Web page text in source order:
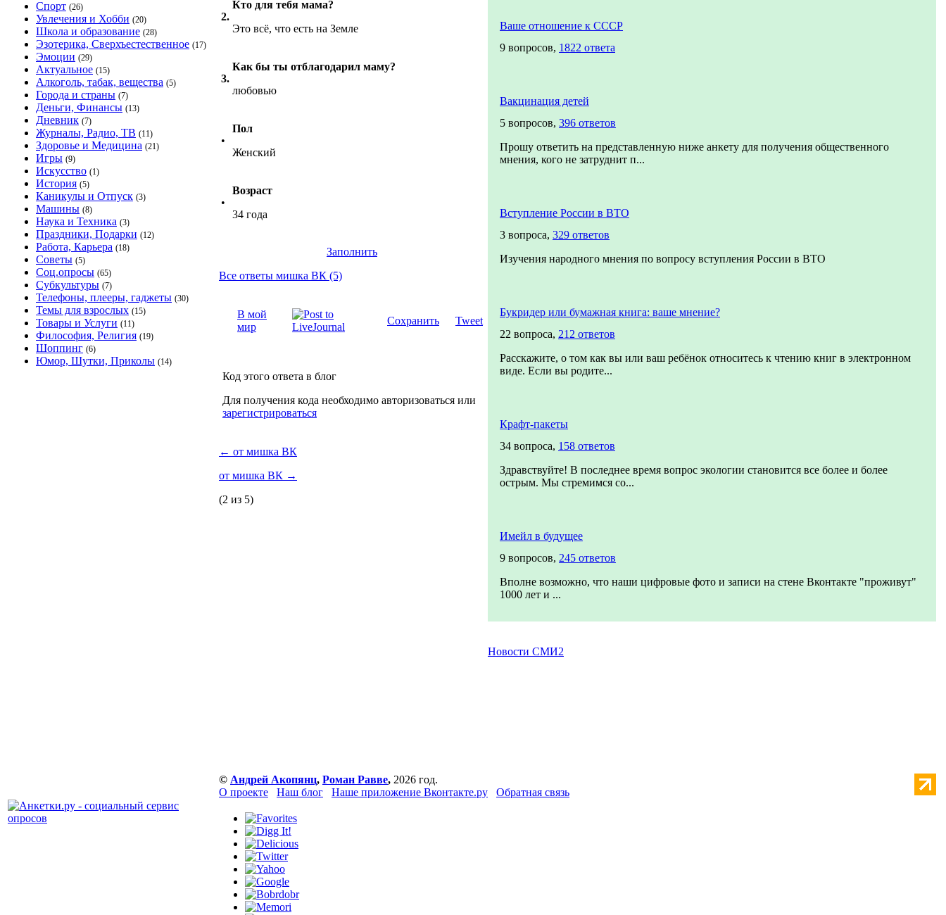
Спорт (26)
Увлечения и Хобби (20)
Школа и образование (28)
Эзотерика, Сверхъестественное (17)
Эмоции (29)
Актуальное (15)
Алкоголь, табак, вещества (5)
Города и страны (7)
Деньги, Финансы (13)
Дневник (7)
Журналы, Радио, ТВ (11)
Здоровье и Медицина (21)
Игры (9)
Искусство (1)
История (5)
Каникулы и Отпуск (3)
Машины (8)
Наука и Техника (3)
Праздники, Подарки (12)
Работа, Карьера (18)
Советы (5)
Соц.опросы (65)
Субкультуры (7)
Телефоны, плееры, гаджеты (30)
Темы для взрослых (15)
Товары и Услуги (11)
Философия, Религия (19)
Шоппинг (6)
Юмор, Шутки, Приколы (14)
2.
Кто для тебя мама?
Это всё, что есть на Земле
3.
Как бы ты отблагодарил маму?
любовью
•
Пол
Женский
•
Возраст
34 года
Заполнить
Все ответы мишка ВК (5)
В мой
мир
Сохранить Tweet
Код этого ответа в блог
Для получения кода необходимо авторизоваться или
зарегистрироваться
← от мишка ВК
от мишка ВК →
(2 из 5)
Ваше отношение к СССР
9 вопросов, 1822 ответа
Вакцинация детей
5 вопросов, 396 ответов
Прошу ответить на представленную ниже анкету для получения общественного
мнения, кого не затруднит п...
Вступление России в ВТО
3 вопроса, 329 ответов
Изучения народного мнения по вопросу вступления России в ВТО
Букридер или бумажная книга: ваше мнение?
22 вопроса, 212 ответов
Расскажите, о том как вы или ваш ребёнок относитесь к чтению книг в электронном
виде. Если вы родите...
Крафт-пакеты
34 вопроса, 158 ответов
Здравствуйте! В последнее время вопрос экологии становится все более и более
острым. Мы стремимся со...
Имейл в будущее
9 вопросов, 245 ответов
Вполне возможно, что наши цифровые фото и записи на стене Вконтакте "проживут"
1000 лет и ...
Новости СМИ2
© Андрей Акопянц, Роман Равве, 2026 год.
О проекте
Наш блог Наше приложение Вконтакте.ру Обратная связь